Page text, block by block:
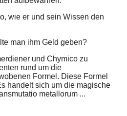
wie er und sein Wissen den
man ihm Geld geben?
und Chymico zu
rund um die
Formel. Diese Formel
handelt sich um die magische
metallorum ...